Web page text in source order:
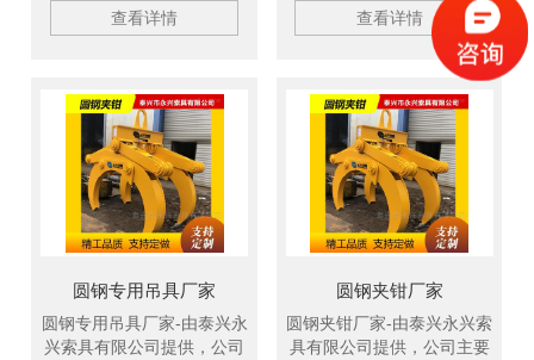
带、冶金吊具、钢坯吊钩、
吊装带、钢丝绳吊具、尼龙
绳吊具、起重链条成套索
具、引纸绳、注塑钢丝绳、
软梯、安全带等几大系列，
欢迎新老客户洽谈订购！
查看详情
金吊具、钢坯吊钩、C型吊
钩、吊装绳成套索具、钢板
起重钳、高强纤维吊装带、
钢丝绳吊具、尼龙绳吊具、
起重链条成套索具、引纸
绳、注塑钢丝绳、软梯、安
全带等几大系列，欢迎新老
客户洽谈订购！
查看详情
圆钢专用吊具厂家
圆钢专用吊具厂家-由泰兴永
兴索具有限公司提供，公司
圆钢夹钳厂家
圆钢夹钳厂家-由泰兴永兴索
具有限公司提供，公司主要